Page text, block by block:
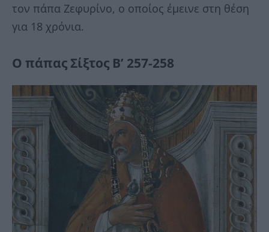
τον πάπα Ζεφυρίνο, ο οποίος έμεινε στη θέση
για 18 χρόνια.
Ο πάπας Σίξτος Β’ 257-258